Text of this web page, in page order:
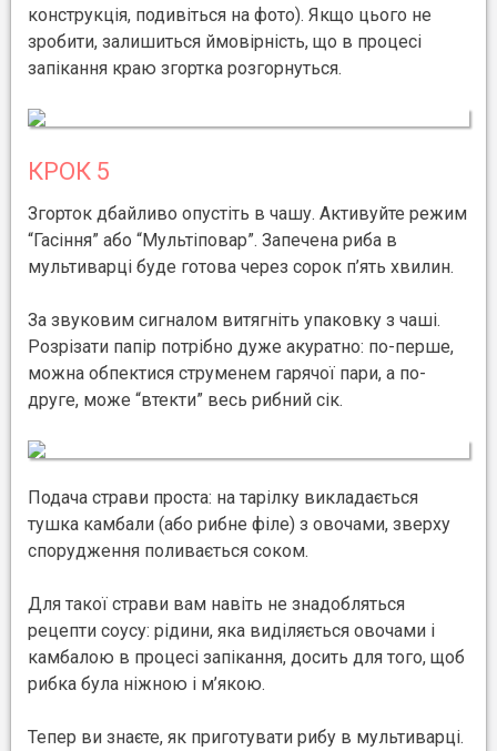
конструкція, подивіться на фото). Якщо цього не
зробити, залишиться ймовірність, що в процесі
запікання краю згортка розгорнуться.
КРОК 5
Згорток дбайливо опустіть в чашу. Активуйте режим
“Гасіння” або “Мультіповар”. Запечена риба в
мультиварці буде готова через сорок п’ять хвилин.
За звуковим сигналом витягніть упаковку з чаші.
Розрізати папір потрібно дуже акуратно: по-перше,
можна обпектися струменем гарячої пари, а по-
друге, може “втекти” весь рибний сік.
Подача страви проста: на тарілку викладається
тушка камбали (або рибне філе) з овочами, зверху
спорудження поливається соком.
Для такої страви вам навіть не знадобляться
рецепти соусу: рідини, яка виділяється овочами і
камбалою в процесі запікання, досить для того, щоб
рибка була ніжною і м’якою.
Тепер ви знаєте, як приготувати рибу в мультиварці.